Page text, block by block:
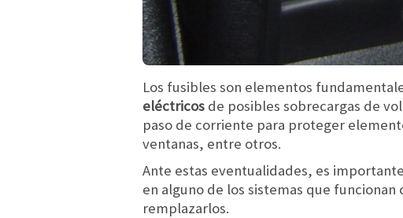
Los fusibles son elementos
eléctricos de posibles sobrecargas de
paso de corriente para proteger
ventanas, entre otros.
Ante estas eventualidades, es
en alguno de los sistemas que
remplazarlos.